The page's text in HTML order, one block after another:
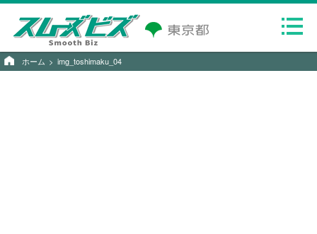
ホーム img_toshimaku_04